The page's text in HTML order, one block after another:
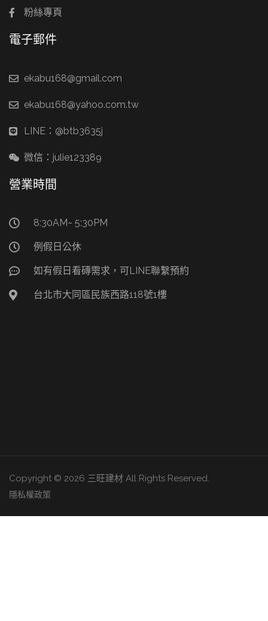
粉絲專頁
電子郵件
ekabu168@gmail.com
ekabu168@yahoo.com.tw
LINE：@btb3635j
微信：julie123389
營業時間
8:30AM~ 5:30PM
例假日公休
如有假日看磚需求，可LINE聯繫預約
台北市大同區民族西路118號1樓
Copyright © 2026 三旺建材 All Rights Reserved.
隱私權政策